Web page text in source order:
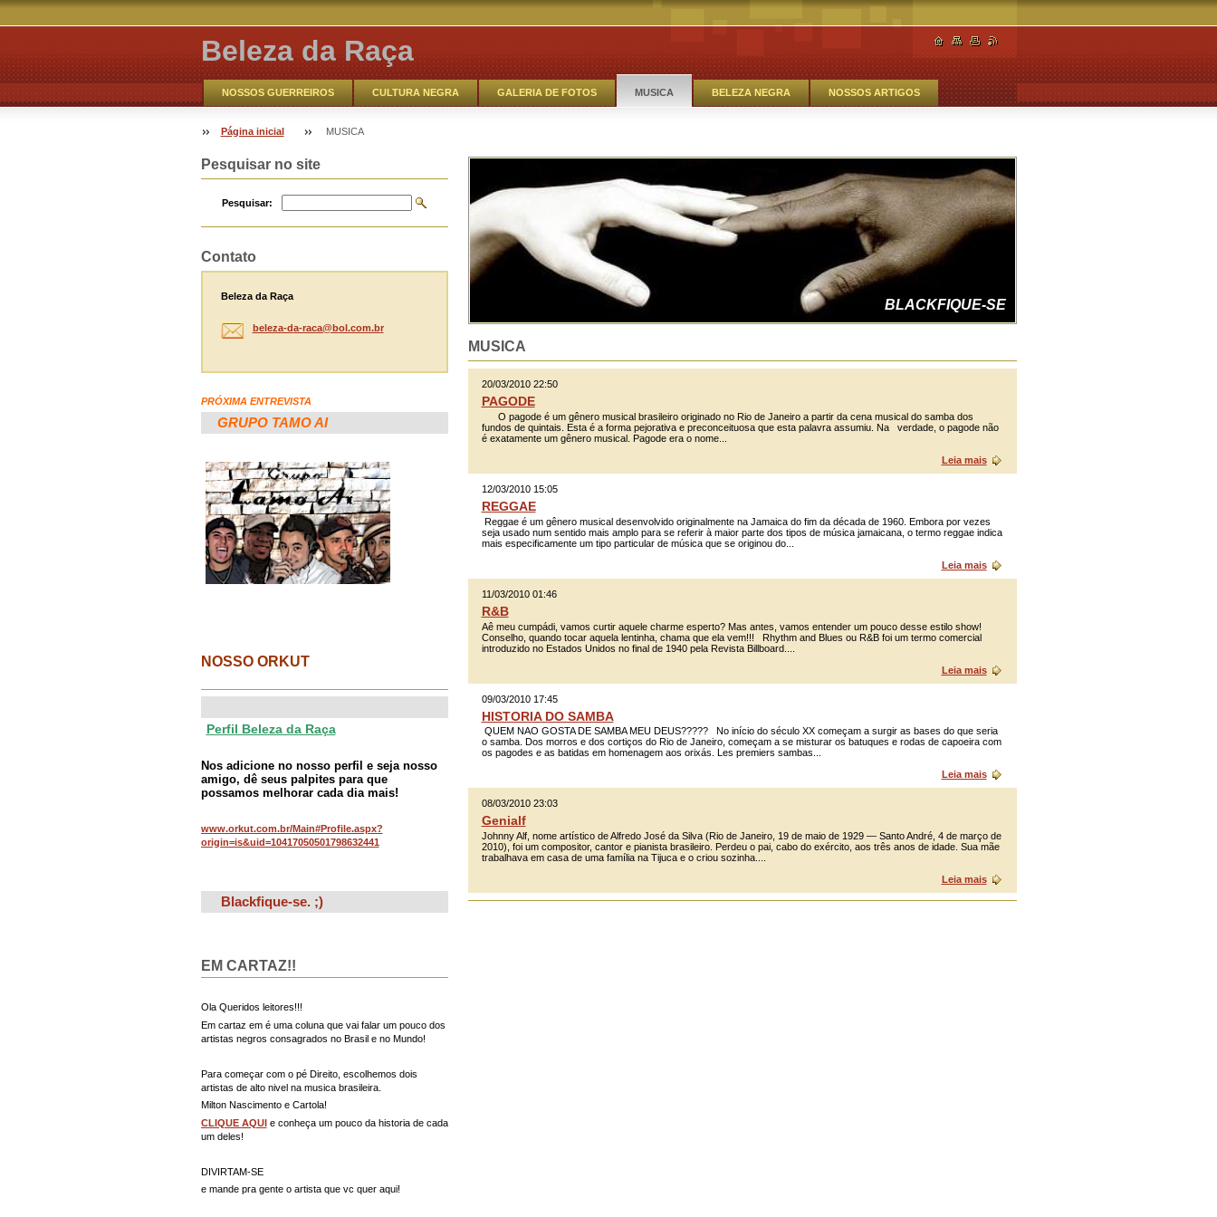
Beleza da Raça
NOSSOS GUERREIROS CULTURA NEGRA GALERIA DE FOTOS MUSICA BELEZA NEGRA NOSSOS ARTIGOS
VOCÊ AQUI
CATHO ONLINE O TALENTO NEGRO
Página inicial MUSICA
BLACKFIQUE-SE
MUSICA
20/03/2010 22:50
PAGODE
O pagode é um gênero musical brasileiro originado no Rio de Janeiro a partir da cena musical do samba dos
fundos de quintais. Esta é a forma pejorativa e preconceituosa que esta palavra assumiu. Na verdade, o pagode não
é exatamente um gênero musical. Pagode era o nome...
Leia mais
12/03/2010 15:05
REGGAE
Reggae é um gênero musical desenvolvido originalmente na Jamaica do fim da década de 1960. Embora por vezes
seja usado num sentido mais amplo para se referir à maior parte dos tipos de música jamaicana, o termo reggae indica
mais especificamente um tipo particular de música que se originou do...
Leia mais
11/03/2010 01:46
R&B
Aê meu cumpádi, vamos curtir aquele charme esperto? Mas antes, vamos entender um pouco desse estilo show!
Conselho, quando tocar aquela lentinha, chama que ela vem!!! Rhythm and Blues ou R&B foi um termo comercial
introduzido no Estados Unidos no final de 1940 pela Revista Billboard....
Leia mais
09/03/2010 17:45
HISTORIA DO SAMBA
QUEM NAO GOSTA DE SAMBA MEU DEUS????? No início do século XX começam a surgir as bases do que seria
o samba. Dos morros e dos cortiços do Rio de Janeiro, começam a se misturar os batuques e rodas de capoeira com
os pagodes e as batidas em homenagem aos orixás. Les premiers sambas...
Leia mais
08/03/2010 23:03
Genialf
Johnny Alf, nome artístico de Alfredo José da Silva (Rio de Janeiro, 19 de maio de 1929 — Santo André, 4 de março de
2010), foi um compositor, cantor e pianista brasileiro. Perdeu o pai, cabo do exército, aos três anos de idade. Sua mãe
trabalhava em casa de uma família na Tijuca e o criou sozinha....
Leia mais
Pesquisar no site
Pesquisar:
Contato
Beleza da Raça
beleza-da-raca@bol.com.br
PRÓXIMA ENTREVISTA
GRUPO TAMO AI
NOSSO ORKUT
Perfil Beleza da Raça
Nos adicione no nosso perfil e seja nosso
amigo, dê seus palpites para que
possamos melhorar cada dia mais!
www.orkut.com.br/Main#Profile.aspx?
origin=is&uid=10417050501798632441
Blackfique-se. ;)
EM CARTAZ!!
Ola Queridos leitores!!!
Em cartaz em é uma coluna que vai falar um pouco dos
artistas negros consagrados no Brasil e no Mundo!
Para começar com o pé Direito, escolhemos dois
artistas de alto nivel na musica brasileira.
Milton Nascimento e Cartola!
CLIQUE AQUIe conheça um pouco da historia de cada
um deles!
DIVIRTAM-SE
e mande pra gente o artista que vc quer aqui!